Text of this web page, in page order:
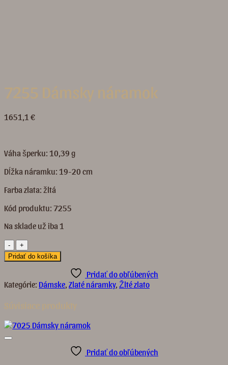
7255 Dámsky náramok
1651,1 €
Váha šperku: 10,39 g
Dĺžka náramku: 19-20 cm
Farba zlata: žltá
Kód produktu: 7255
Na sklade už iba 1
množstvo
7255
Dámsky
Pridať do košíka
Pridať do obľúbených
Kategórie: Dámske, Zlaté náramky, Žlté zlato
Súvisiace produkty
Pridať do obľúbených